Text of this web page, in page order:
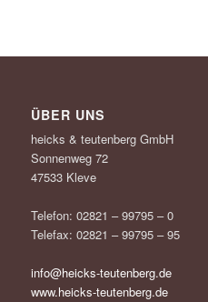
ÜBER UNS
heicks & teutenberg GmbH
Sonnenweg 72
47533 Kleve
Telefon: 02821 – 99795 – 0
Telefax: 02821 – 99795 – 95
info@heicks-teutenberg.de
www.heicks-teutenberg.de